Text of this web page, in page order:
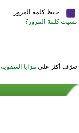
حفظ كلمة المرور
نسيت كلمة المرور؟
تعرّف أكثر على مزايا العضوية